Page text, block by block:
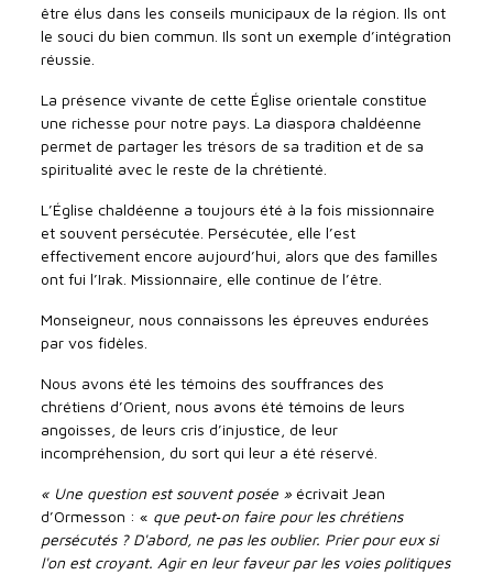
être élus dans les conseils municipaux de la région. Ils ont
le souci du bien commun. Ils sont un exemple d’intégration
réussie.
La présence vivante de cette Église orientale constitue
une richesse pour notre pays. La diaspora chaldéenne
permet de partager les trésors de sa tradition et de sa
spiritualité avec le reste de la chrétienté.
L’Église chaldéenne a toujours été à la fois missionnaire
et souvent persécutée. Persécutée, elle l’est
effectivement encore aujourd’hui, alors que des familles
ont fui l’Irak. Missionnaire, elle continue de l’être.
Monseigneur, nous connaissons les épreuves endurées
par vos fidèles.
Nous avons été les témoins des souffrances des
chrétiens d’Orient, nous avons été témoins de leurs
angoisses, de leurs cris d’injustice, de leur
incompréhension, du sort qui leur a été réservé.
« Une question est souvent posée » écrivait Jean
d’Ormesson : « que peut‑on faire pour les chrétiens
persécutés ? D'abord, ne pas les oublier. Prier pour eux si
l'on est croyant. Agir en leur faveur par les voies politiques